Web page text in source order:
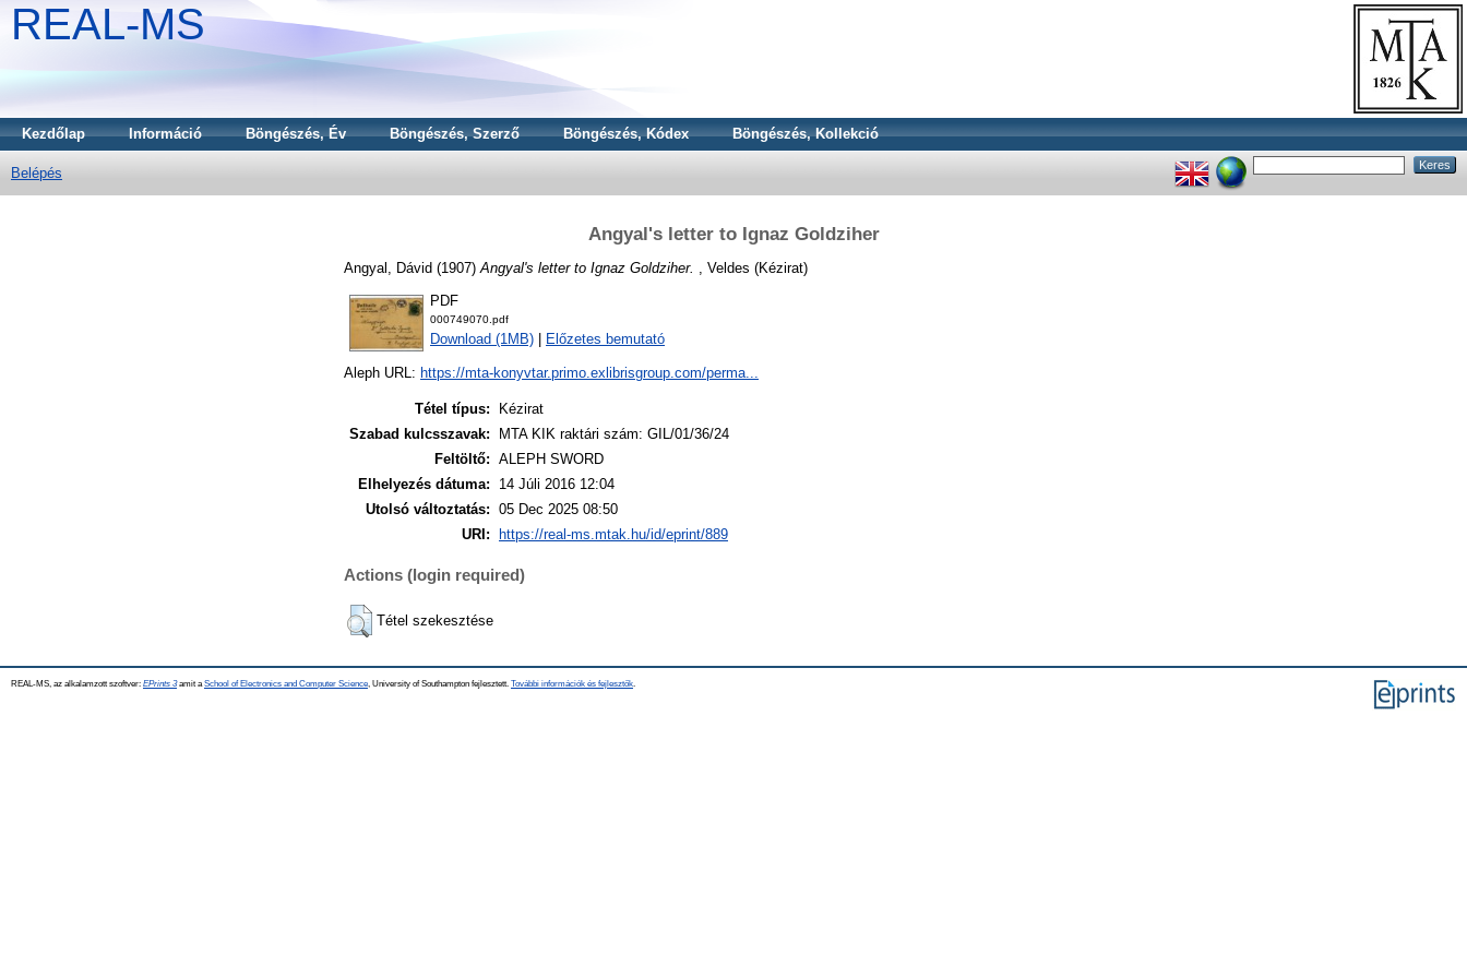
REAL-MS
Kezdőlap Információ Böngészés, Év Böngészés, Szerző Böngészés, Kódex Böngészés, Kollekció
Belépés
Angyal's letter to Ignaz Goldziher
Angyal, Dávid (1907) Angyal's letter to Ignaz Goldziher. , Veldes (Kézirat)
PDF
000749070.pdf
Download (1MB) Előzetes bemutató
Aleph URL: https://mta-konyvtar.primo.exlibrisgroup.com/perma...
Tétel típus:
Kézirat
Szabad kulcsszavak:
MTA KIK raktári szám: GIL/01/36/24
Feltöltő: ALEPH SWORD
Elhelyezés dátuma:
14 Júli 2016 12:04
Utolsó változtatás: 05 Dec 2025 08:50
URI:
https://real-ms.mtak.hu/id/eprint/889
Actions (login required)
Tétel szekesztése
REAL-MS, az alkalamzott szoftver: EPrints 3amit a School of Electronics and Computer Science , University of Southampton fejlesztett. További információk és fejlesztők